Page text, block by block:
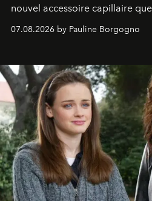
nouvel accessoire capillaire
07.08.2026 by Pauline Borgogno